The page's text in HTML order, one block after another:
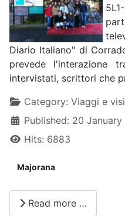
Diario Italiano" di
prevede l'interazione
intervistati, scrittori che
DetailsCategory: Viaggi e
Published: 20 January
Hits: 6883
Majorana
Read more …